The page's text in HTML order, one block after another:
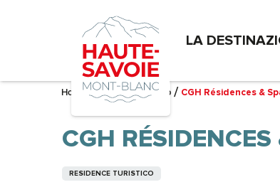
LA
Home – Mi sto preparando CGH Résidences &
CGH
RESIDENCE TURISTICO